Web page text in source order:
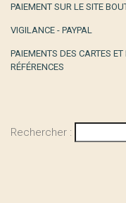
PAIEMENT SUR LE SITE
VIGILANCE - PAYPAL
PAIEMENTS DES CARTES
RÉFÉRENCES
Rechercher :